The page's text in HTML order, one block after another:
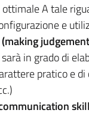
A tale
e
in grado di
pratico e